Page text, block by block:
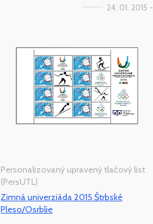
24. 01. 2015 -
Personalizovaný upravený tlačový list
(PersUTL)
Zimná univerziáda 2015 Štrbské
Pleso/Osrblie